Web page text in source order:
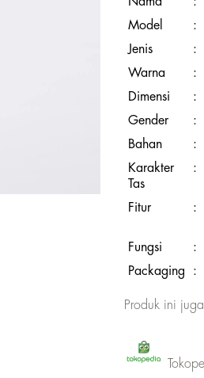
Model
:
Jenis
:
Warna
:
Dimensi
:
Gender
:
Bahan
:
Karakter
Tas
:
Fitur :
Fungsi
:
Packaging
:
Produk ini